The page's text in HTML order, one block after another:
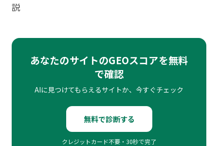
説
あなたのサイトのGEOスコアを無料
で確認
AIに見つけてもらえるサイトか、今すぐチェック
無料で診断する
クレジットカード不要・30秒で完了